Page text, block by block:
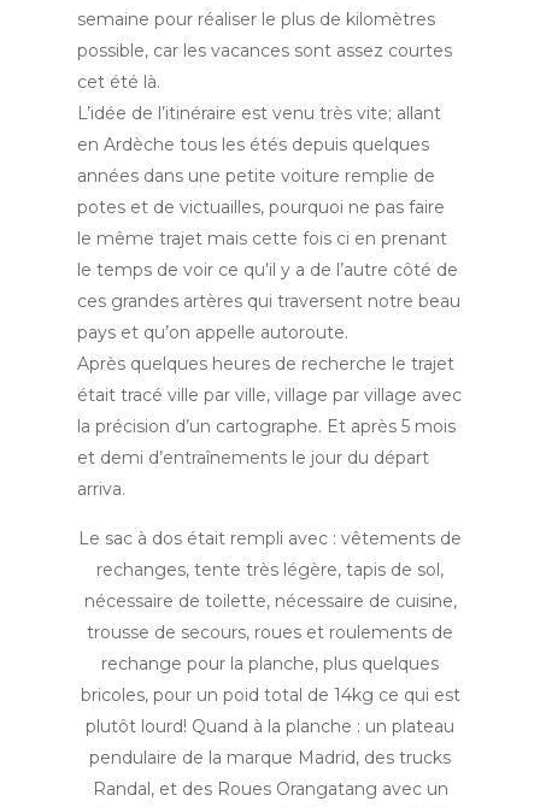
semaine pour réaliser le plus de kilomètres
possible, car les vacances sont assez courtes
cet été là.
L’idée de l’itinéraire est venu très vite; allant
en Ardèche tous les étés depuis quelques
années dans une petite voiture remplie de
potes et de victuailles, pourquoi ne pas faire
le même trajet mais cette fois ci en prenant
le temps de voir ce qu’il y a de l’autre côté de
ces grandes artères qui traversent notre beau
pays et qu’on appelle autoroute.
Après quelques heures de recherche le trajet
était tracé ville par ville, village par village avec
la précision d’un cartographe. Et après 5 mois
et demi d’entraînements le jour du départ
arriva.
Le sac à dos était rempli avec : vêtements de
rechanges, tente très légère, tapis de sol,
nécessaire de toilette, nécessaire de cuisine,
trousse de secours, roues et roulements de
rechange pour la planche, plus quelques
bricoles, pour un poid total de 14kg ce qui est
plutôt lourd! Quand à la planche : un plateau
pendulaire de la marque Madrid, des trucks
Randal, et des Roues Orangatang avec un